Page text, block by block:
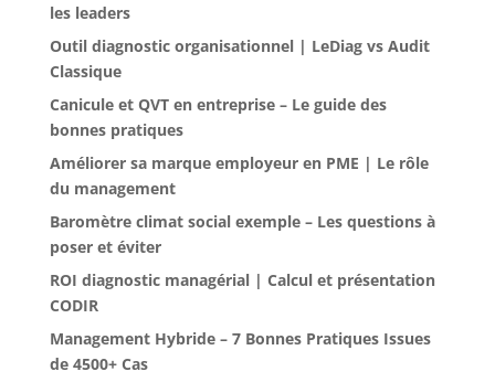
les leaders
Outil diagnostic organisationnel | LeDiag vs Audit
Classique
Canicule et QVT en entreprise – Le guide des
bonnes pratiques
Améliorer sa marque employeur en PME | Le rôle
du management
Baromètre climat social exemple – Les questions à
poser et éviter
ROI diagnostic managérial | Calcul et présentation
CODIR
Management Hybride – 7 Bonnes Pratiques Issues
de 4500+ Cas